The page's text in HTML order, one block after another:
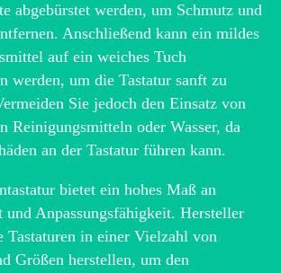
abgebürstet werden, um Schmutz und
Anschließend kann ein mildes
auf ein weiches Tuch
werden, um die Tastatur sanft zu
Sie jedoch den Einsatz von
Reinigungsmitteln oder Wasser, da
an der Tastatur führen kann.
bietet ein hohes Maß an
Anpassungsfähigkeit. Hersteller
Tastaturen in einer Vielzahl von
Größen herstellen, um den